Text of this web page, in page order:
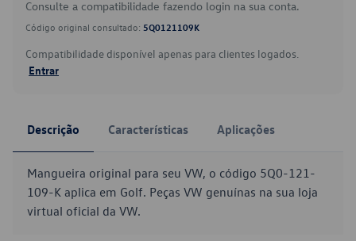
Consulte a compatibilidade fazendo login na sua conta.
Código original consultado: 5Q0121109K
Compatibilidade disponível apenas para clientes logados.
Entrar
Descrição Características Aplicações
Mangueira original para seu VW, o código 5Q0-121-
109-K aplica em Golf. Peças VW genuínas na sua loja
virtual oficial da VW.